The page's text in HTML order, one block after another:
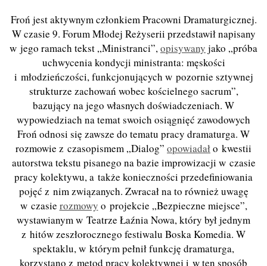
Froń jest aktywnym członkiem Pracowni Dramaturgicznej.
W czasie 9. Forum Młodej Reżyserii przedstawił napisany
w jego ramach tekst „Ministranci”,opisywany jako „próba
uchwycenia kondycji ministranta: męskości
i młodzieńczości, funkcjonujących w pozornie sztywnej
strukturze zachowań wobec kościelnego sacrum”,
bazujący na jego własnych doświadczeniach. W
wypowiedziach na temat swoich osiągnięć zawodowych
Froń odnosi się zawsze do tematu pracy dramaturga. W
rozmowie z czasopismem „Dialog” opowiadało kwestii
autorstwa tekstu pisanego na bazie improwizacji w czasie
pracy kolektywu, a także konieczności przedefiniowania
pojęć z nim związanych. Zwracał na to również uwagę
w czasie rozmowy o projekcie „Bezpieczne miejsce”,
wystawianym w Teatrze Łaźnia Nowa, który był jednym
z hitów zeszłorocznego festiwalu Boska Komedia. W
spektaklu, w którym pełnił funkcję dramaturga,
korzystano z metod pracy kolektywnej i w ten sposób